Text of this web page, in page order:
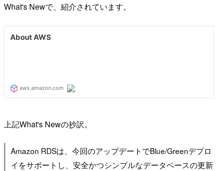
What's Newで、紹介されています。
上記What's Newの抄訳。
Amazon RDSは、今回のアップデートでBlue/Greenデプロ
イをサポートし、安全かつシンプルなデータベースの更新